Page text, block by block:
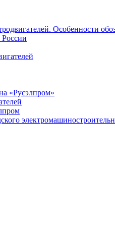
Особенности
«Русэлпром»